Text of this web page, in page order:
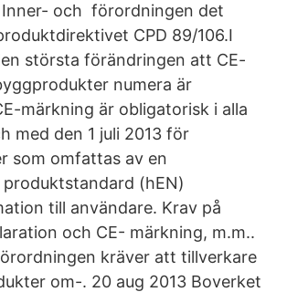
Inner- och förordningen det
CPD 89/106.I
största förändringen att CE-
numera är
märkning är obligatorisk i alla
med den 1 juli 2013 för
som omfattas av en
(hEN)
till användare. Krav på
och CE- märkning, m.m..
kräver att tillverkare
om-. 20 aug 2013 Boverket